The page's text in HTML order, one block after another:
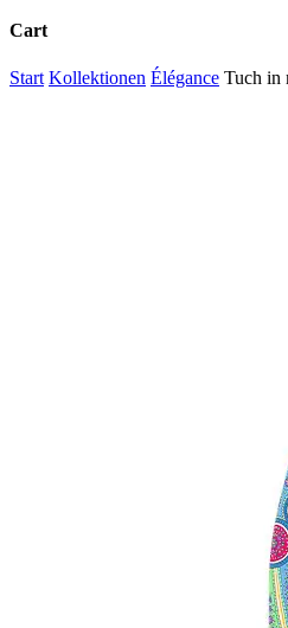
Cart
Close
Start Kollektionen Élégance Tuch in